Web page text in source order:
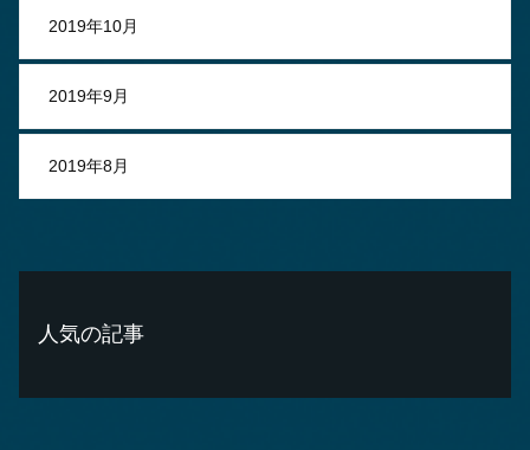
2019年10月
2019年9月
2019年8月
人気の記事